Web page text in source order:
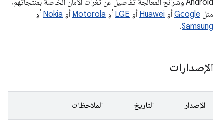
Android وشرائح المعالجة تفاصيل عن ثغرات الأمان الخاصة بمنتجاتهم،
مثل Google أو Huawei أو LGE أو Motorola أو Nokia أو
Samsung
.
الإصدارات
الإصدار التاريخ الملاحظات